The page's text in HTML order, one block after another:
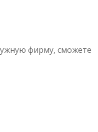
фирму, сможете